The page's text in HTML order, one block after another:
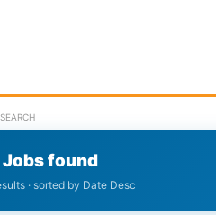
SEARCH
found
· sorted by Date Desc